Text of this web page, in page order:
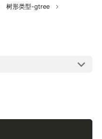
树形类型-gtree